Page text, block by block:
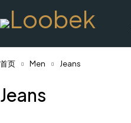
首页 Men Jeans
Jeans